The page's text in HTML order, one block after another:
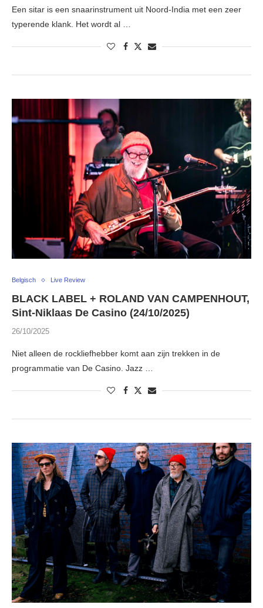
Een sitar is een snaarinstrument uit Noord-India met een zeer
typerende klank. Het wordt al …
Belgisch Live Review
BLACK LABEL + ROLAND VAN CAMPENHOUT,
Sint-Niklaas De Casino (24/10/2025)
26/10/2025
Niet alleen de rockliefhebber komt aan zijn trekken in de
programmatie van De Casino. Jazz …